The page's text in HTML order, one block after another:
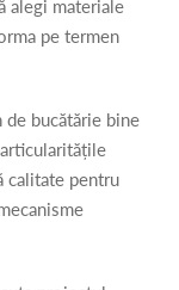
alegi materiale
pe termen
de bucătărie bine
calitate pentru